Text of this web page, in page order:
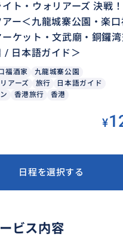
ト・ウォリアーズ 決戦
ー＜九龍城寨公園・楽口
ケット・文武廟・銅鑼
/ 日本語ガイド＞
福酒家
九龍城寨公園
アーズ
旅行
日本語ガイド
香港旅行 香港
¥
日程を選択する
ビス内容